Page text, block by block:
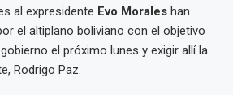
al expresidente Evo Morales han
el altiplano boliviano con el objetivo
el próximo lunes y exigir allí la
Rodrigo Paz.